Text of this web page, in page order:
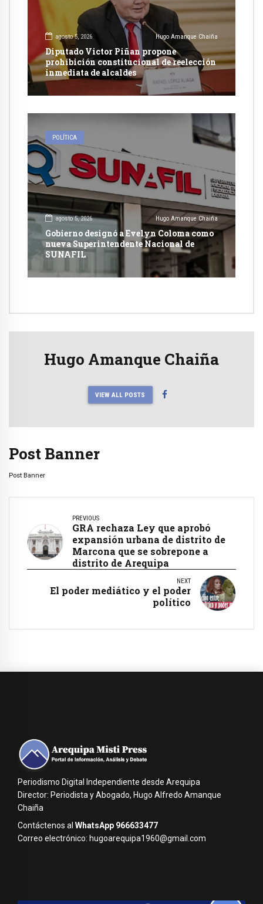
agosto 5, 2026 Hugo Amanque Chaiña
Diputado Victor Piñan propone
prohibición constitucional de reelección
inmediata de alcaldes
POLÍTICA
agosto 5, 2026 Hugo Amanque Chaiña
Gobierno designó a Evelyn Coloma como
nueva Superintendente Nacional de
SUNAFIL
Hugo Amanque Chaiña
VIEW ALL POSTS
Post Banner
Post Banner
PREVIOUS
GRA rechaza Ley que aprobó
expansión urbana de distrito de
Marcona que se sobrepone a
distrito de Arequipa
NEXT
El poder mediático y el poder
político
Periodismo Digital Independiente desde Arequipa
Director: Periodista y Abogado, Hugo Alfredo Amanque
Chaiña
Contáctenos al WhatsApp 966633477
Correo electrónico: hugoarequipa1960@gmail.com